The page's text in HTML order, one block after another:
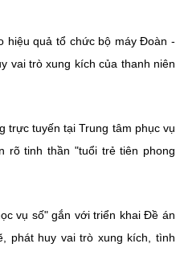
hiệu quả tổ chức bộ máy Đoàn -
vai trò xung kích của thanh niên
trực tuyến tại Trung tâm phục vụ
rõ tinh thần "tuổi trẻ tiên phong
vụ số" gắn với triển khai Đề án
phát huy vai trò xung kích, tình